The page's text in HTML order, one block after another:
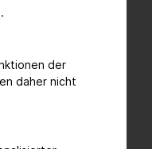
der
daher nicht